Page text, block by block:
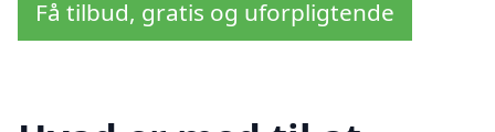
Få tilbud, gratis og uforpligtende